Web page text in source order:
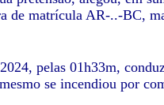
de matrícula AR-..-BC,
pelas 01h33m,
se incendiou por